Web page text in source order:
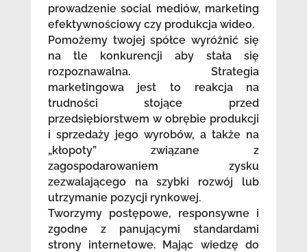
prowadzenie social mediów, marketing
efektywnościowy czy produkcja wideo.
Pomożemy twojej spółce wyróżnić się
na tle konkurencji aby stała się
rozpoznawalna. Strategia
marketingowa jest to reakcja na
trudności stojące przed
przedsiębiorstwem w obrębie produkcji
i sprzedaży jego wyrobów, a także na
„kłopoty” związane z
zagospodarowaniem zysku
zezwalającego na szybki rozwój lub
utrzymanie pozycji rynkowej.
Tworzymy postępowe, responsywne i
zgodne z panującymi standardami
strony internetowe. Mając wiedzę do